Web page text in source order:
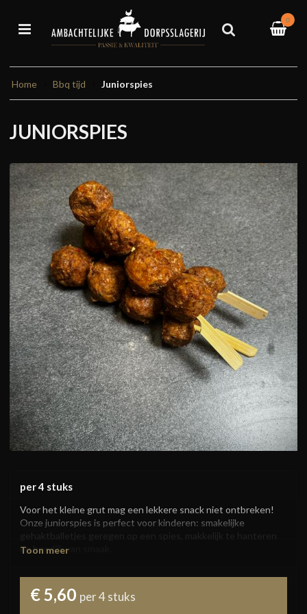
0
Home Bbq tijd Juniorspies
JUNIORSPIES
per 4 stuks
Voor het kleine grut mag een lekkere snack niet ontbreken!
Onze juniorspies is perfect voor kinderen: smakelijke
gehaktballetjes geregen op een spies, makkelijk te hanteren
en heerlijk van smaak.
Ideaal voor op de barbecue, grill of in de oven. Een vrolijke en
lekkere manier om ook de kleintjes mee te laten genieten van
een gezellige maaltijd.
Toon meer
€ 5,60 per 4 stuks